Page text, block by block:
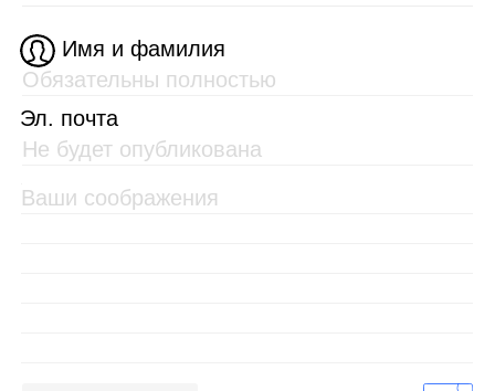
Имя и фамилия
Эл. почта